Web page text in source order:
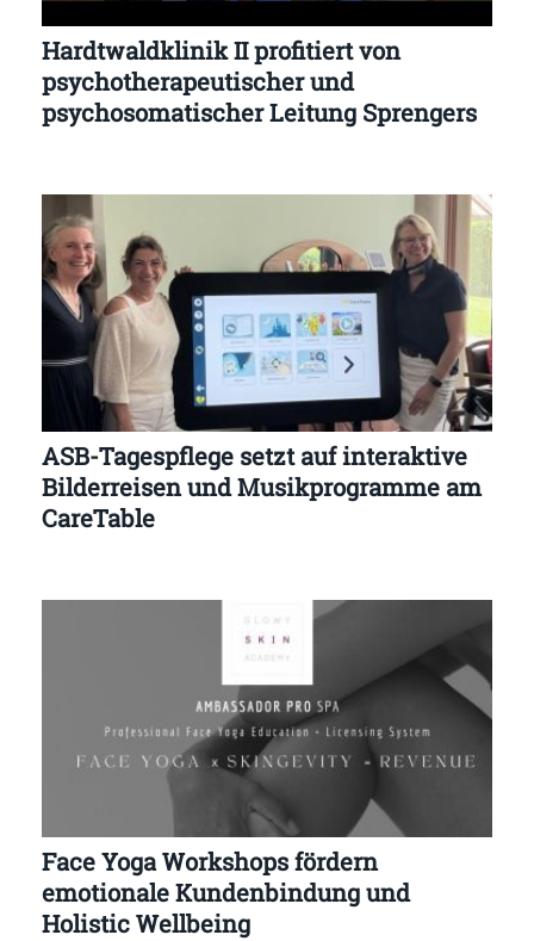
Hardtwaldklinik II profitiert von
psychotherapeutischer und
psychosomatischer Leitung Sprengers
ASB-Tagespflege setzt auf interaktive
Bilderreisen und Musikprogramme am
CareTable
Face Yoga Workshops fördern
emotionale Kundenbindung und
Holistic Wellbeing